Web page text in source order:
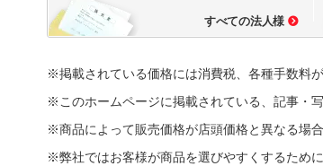
すべての法人様
※掲載されている価格には消費税、各種手数料
※このホームページに掲載されている、記事・
※商品によって販売価格が店頭価格と異なる場合
※弊社ではお客様が商品を選びやすくするため